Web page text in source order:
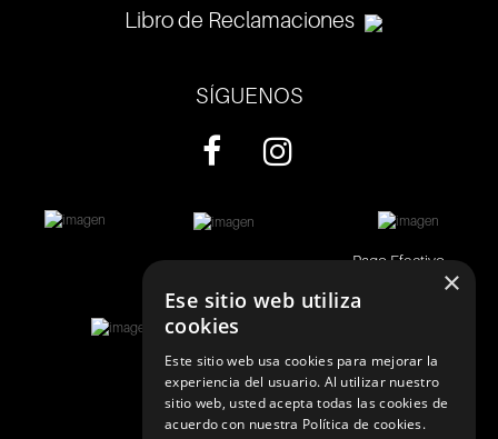
Libro de Reclamaciones
SÍGUENOS
Pago Efectivo
Telf.:+51 989 174 974
×
Ese sitio web utiliza
cookies
Este sitio web usa cookies para mejorar la
experiencia del usuario. Al utilizar nuestro
sitio web, usted acepta todas las cookies de
acuerdo con nuestra Política de cookies.